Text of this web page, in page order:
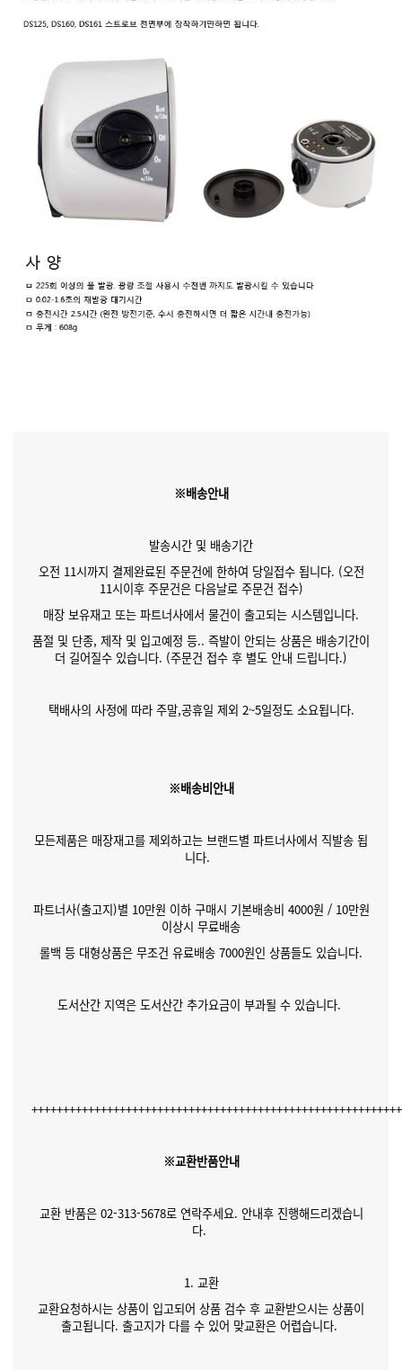
※배송안내
발송시간 및 배송기간
오전 11시까지 결제완료된 주문건에 한하여 당일접수 됩니다. (오전
11시이후 주문건은 다음날로 주문건 접수)
매장 보유재고 또는 파트너사에서 물건이 출고되는 시스템입니다.
품절 및 단종, 제작 및 입고예정 등.. 즉발이 안되는 상품은 배송기간이
더 길어질수 있습니다. (주문건 접수 후 별도 안내 드립니다.)
택배사의 사정에 따라 주말,공휴일 제외 2~5일정도 소요됩니다.
※배송비안내
모든제품은 매장재고를 제외하고는 브랜드별 파트너사에서 직발송 됩
니다.
파트너사(출고지)별 10만원 이하 구매시 기본배송비 4000원 / 10만원
이상시 무료배송
롤백 등 대형상품은 무조건 유료배송 7000원인 상품들도 있습니다.
도서산간 지역은 도서산간 추가요금이 부과될 수 있습니다.
※교환반품안내
교환 반품은 02-313-5678로 연락주세요. 안내후 진행해드리겠습니
다.
1. 교환
교환요청하시는 상품이 입고되어 상품 검수 후 교환받으시는 상품이
출고됩니다. 출고지가 다를 수 있어 맞교환은 어렵습니다.